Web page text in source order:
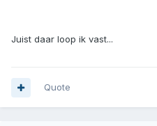
Juist daar loop ik vast...
Quote